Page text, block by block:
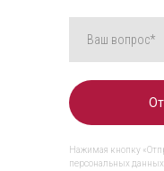
Нажимая кнопку
персональных